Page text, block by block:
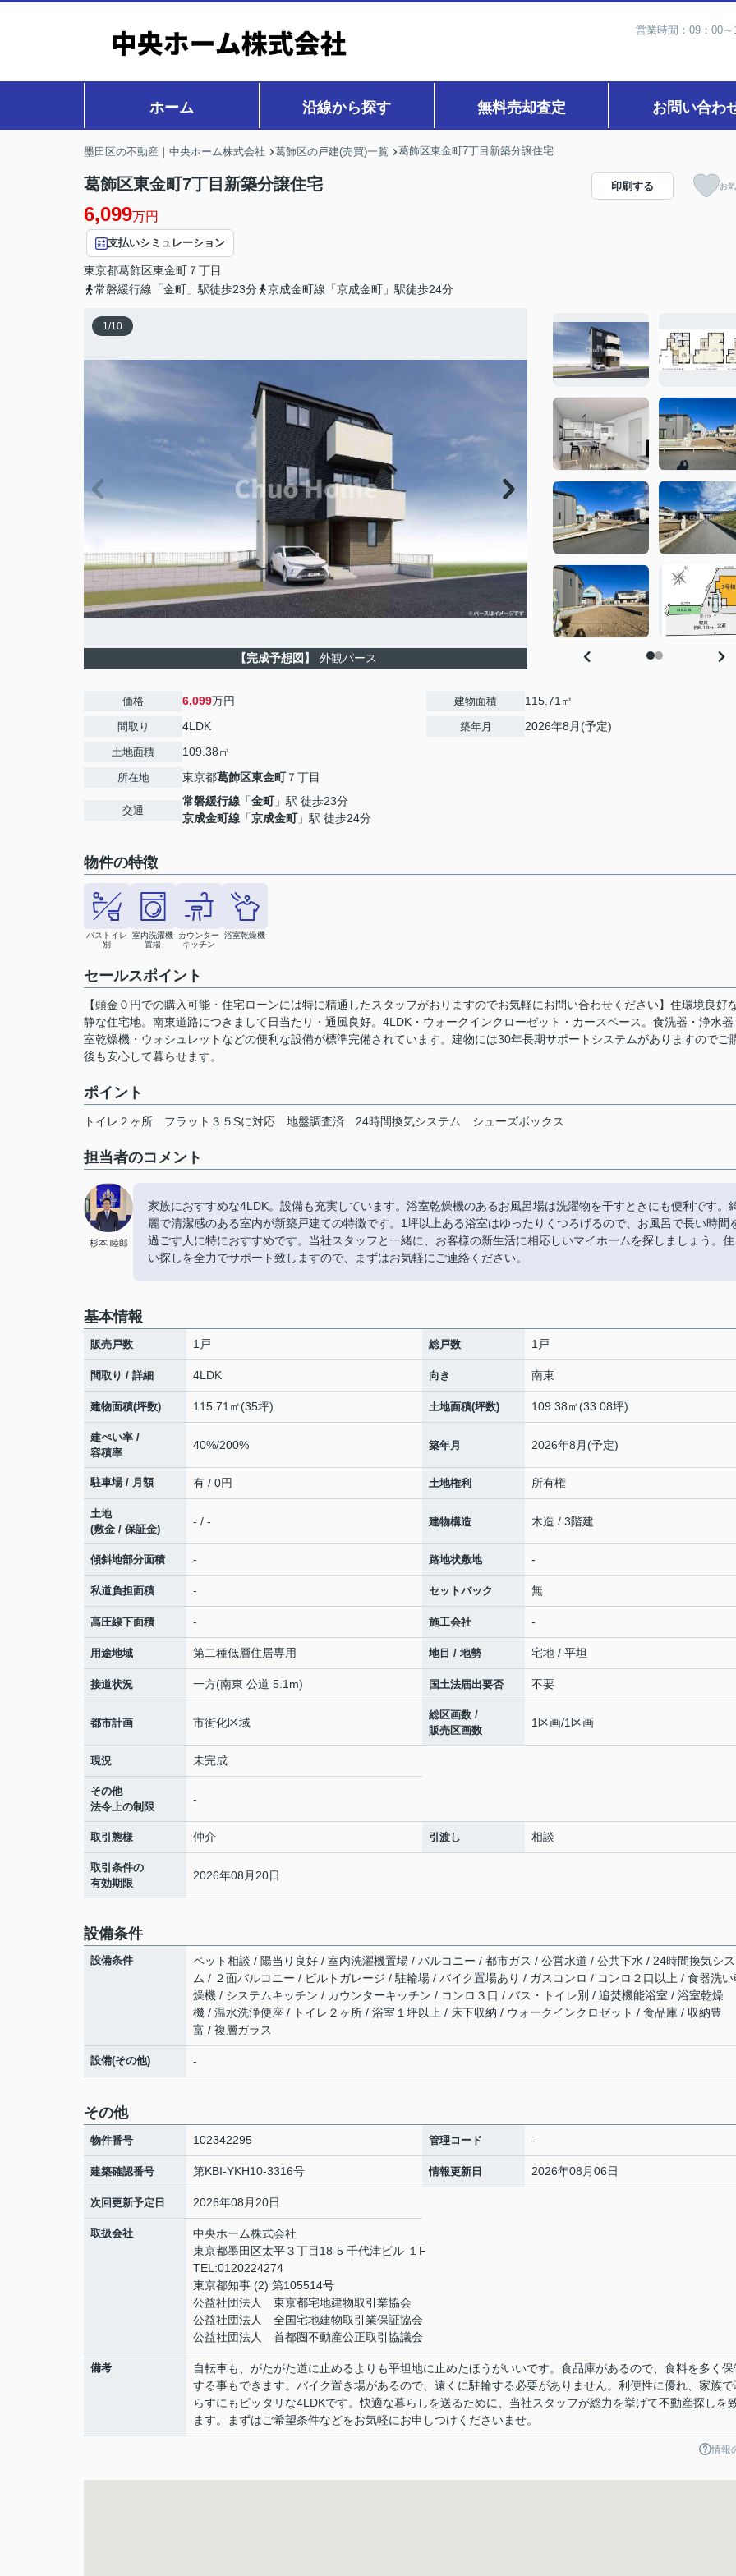
営業時間：09：00
ホーム 沿線から探す 無料売却査定 お問い合わ
墨田区の不動産｜中央ホーム株式会社 葛飾区の戸建(売買)一覧 葛飾区東金町7丁目新築分譲住宅
葛飾区東金町7丁目新築分譲住宅
6,099万円
支払いシミュレーション
東京都葛飾区東金町 ７丁目
常磐緩行線「金町」駅徒歩23分
京成金町線「京成金町」駅徒歩24分
印刷する お
1/10
【完成予想図】 外観パース
価格 6,099万円
間取り 4LDK
土地面積 109.38㎡
所在地 東京都葛飾区東金町７丁目
交通
常磐緩行線 「金町」駅 徒歩23分
京成金町線 「京成金町」駅 徒歩24分
建物面積 115.71㎡
築年月 2026年8月(予定)
物件の特徴
バストイレ
別
室内洗濯機
置場
カウンター
キッチン
浴室乾燥機
セールスポイント
【頭金０円での購入可能・住宅ローンには特に精通したスタッフがおりますのでお気軽にお問い合わせください】住環境良好
静な住宅地。南東道路につきまして日当たり・通風良好。4LDK・ウォークインクローゼット・カースペース。食洗器・浄水器
室乾燥機・ウォシュレットなどの便利な設備が標準完備されています。建物には30年長期サポートシステムがありますのでご
後も安心して暮らせます。
ポイント
トイレ２ヶ所 フラット３５Sに対応 地盤調査済 24時間換気システム シューズボックス
担当者のコメント
杉本 睦郎
家族におすすめな4LDK。設備も充実しています。浴室乾燥機のあるお風呂場は洗濯物を干すときにも便利です。
麗で清潔感のある室内が新築戸建ての特徴です。1坪以上ある浴室はゆったりくつろげるので、お風呂で長い時間
過ごす人に特におすすめです。当社スタッフと一緒に、お客様の新生活に相応しいマイホームを探しましょう。住
い探しを全力でサポート致しますので、まずはお気軽にご連絡ください。
基本情報
販売戸数 1戸 総戸数 1戸
間取り / 詳細 4LDK 向き 南東
建物面積(坪数) 115.71㎡(35坪) 土地面積(坪数) 109.38㎡(33.08坪)
建ぺい率 /
容積率
40%/200% 築年月 2026年8月(予定)
駐車場 / 月額 有 / 0円 土地権利 所有権
土地
(敷金 / 保証金)
- / - 建物構造 木造 / 3階建
傾斜地部分面積 - 路地状敷地 -
私道負担面積 - セットバック 無
高圧線下面積 - 施工会社 -
用途地域 第二種低層住居専用 地目 / 地勢 宅地 / 平坦
接道状況 一方(南東 公道 5.1m) 国土法届出要否 不要
都市計画 市街化区域
総区画数 /
販売区画数
1区画/1区画
現況 未完成
その他
法令上の制限
-
取引態様 仲介 引渡し 相談
取引条件の
有効期限
2026年08月20日
設備条件
設備条件
ペット相談 / 陽当り良好 / 室内洗濯機置場 / バルコニー / 都市ガス / 公営水道 / 公共下水 / 24時間換気シ
ム / ２面バルコニー / ビルトガレージ / 駐輪場 / バイク置場あり / ガスコンロ / コンロ２口以上 / 食器洗い
燥機 / システムキッチン / カウンターキッチン / コンロ３口 / バス・トイレ別 / 追焚機能浴室 / 浴室乾燥
機 / 温水洗浄便座 / トイレ２ヶ所 / 浴室１坪以上 / 床下収納 / ウォークインクロゼット / 食品庫 / 収納豊
富 / 複層ガラス
設備(その他) -
その他
物件番号 102342295 管理コード -
建築確認番号 第KBI-YKH10-3316号 情報更新日 2026年08月06日
次回更新予定日 2026年08月20日
取扱会社
中央ホーム株式会社
東京都墨田区太平３丁目18-5 千代津ビル １F
TEL:0120224274
東京都知事 (2) 第105514号
公益社団法人 東京都宅地建物取引業協会
公益社団法人 全国宅地建物取引業保証協会
公益社団法人 首都圏不動産公正取引協議会
備考
自転車も、がたがた道に止めるよりも平坦地に止めたほうがいいです。食品庫があるので、食料を多く保
する事もできます。バイク置き場があるので、遠くに駐輪する必要がありません。利便性に優れ、家族で
らすにもピッタリな4LDKです。快適な暮らしを送るために、当社スタッフが総力を挙げて不動産探しを
ます。まずはご希望条件などをお気軽にお申しつけくださいませ。
情報